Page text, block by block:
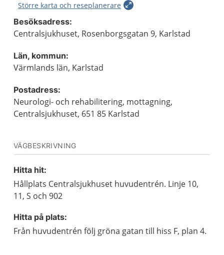
Större karta och reseplanerare
Besöksadress:
Centralsjukhuset, Rosenborgsgatan 9, Karlstad
Län, kommun:
Värmlands län, Karlstad
Postadress:
Neurologi- och rehabilitering, mottagning,
Centralsjukhuset, 651 85 Karlstad
VÄGBESKRIVNING
Hitta hit:
Hållplats Centralsjukhuset huvudentrén. Linje 10,
11, S och 902
Hitta på plats:
Från huvudentrén följ gröna gatan till hiss F, plan 4.